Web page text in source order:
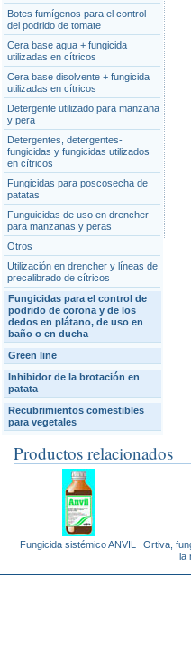
Botes fumígenos para el control
del podrido de tomate
Cera base agua + fungicida
utilizadas en cítricos
Cera base disolvente + fungicida
utilizadas en cítricos
Detergente utilizado para manzana
y pera
Detergentes, detergentes-
fungicidas y fungicidas utilizados
en cítricos
Fungicidas para poscosecha de
patatas
Funguicidas de uso en drencher
para manzanas y peras
Otros
Utilización en drencher y líneas de
precalibrado de cítricos
Fungicidas para el control de
podrido de corona y de los
dedos en plátano, de uso en
baño o en ducha
Green line
Inhibidor de la brotación en
patata
Recubrimientos comestibles
para vegetales
Productos relacionados
Fungicida sistémico ANVIL
Ortiva,
la